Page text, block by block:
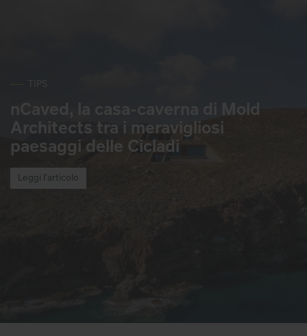
TIPS
nCaved, la casa-caverna di Mold
Architects tra i meravigliosi
paesaggi delle Cicladi
Leggi l'articolo